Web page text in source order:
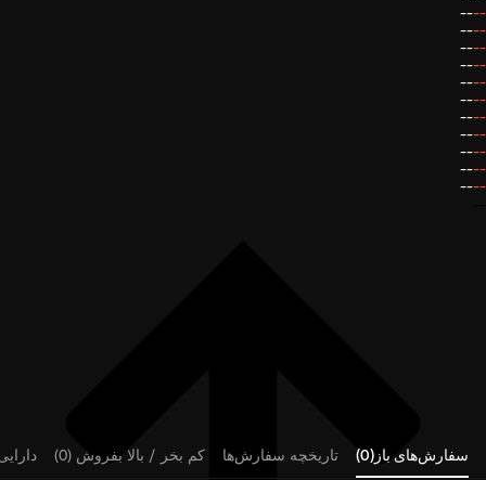
--
--
--
--
--
--
--
--
--
--
--
--
--
--
--
--
--
--
--
--
--
--
سفارش‌های باز(0) تاریخچه سفارش‌ها کم بخر / بالا بفروش (0)